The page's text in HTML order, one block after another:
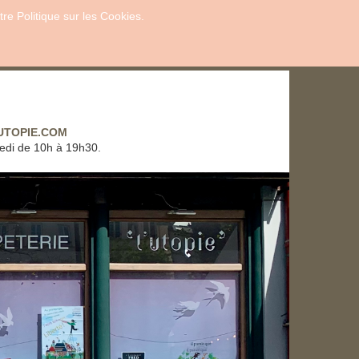
Politique sur les Cookies.
de 10h à 19h30.
de ce dossier
2026 : Ville/Campagne
de la lecture porte sur la ville et la campagne.
ville-campagne a été la source d’inspiration de
d’œuvres littéraires, dans tous les genres, du polar